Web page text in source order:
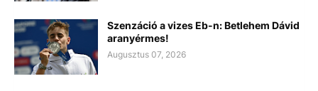
Szenzáció a vizes Eb-n: Betlehem Dávid
aranyérmes!
Augusztus 07, 2026